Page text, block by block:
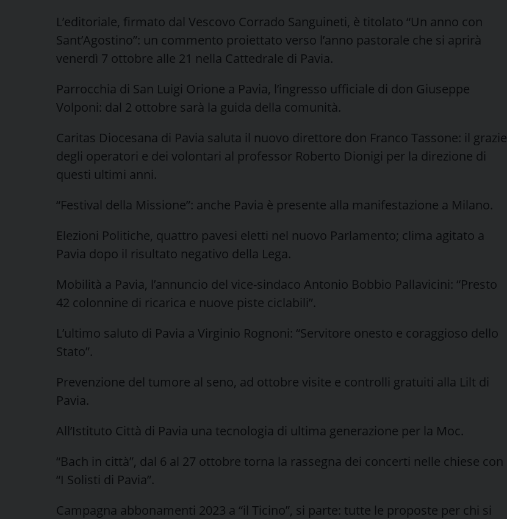
L’editoriale, firmato dal Vescovo Corrado Sanguineti, è titolato “Un anno con
Sant’Agostino”: un commento proiettato verso l’anno pastorale che si aprirà
venerdì 7 ottobre alle 21 nella Cattedrale di Pavia.
Parrocchia di San Luigi Orione a Pavia, l’ingresso ufficiale di don Giuseppe
Volponi: dal 2 ottobre sarà la guida della comunità.
Caritas Diocesana di Pavia saluta il nuovo direttore don Franco Tassone: il grazie
degli operatori e dei volontari al professor Roberto Dionigi per la direzione di
questi ultimi anni.
“Festival della Missione”: anche Pavia è presente alla manifestazione a Milano.
Elezioni Politiche, quattro pavesi eletti nel nuovo Parlamento; clima agitato a
Pavia dopo il risultato negativo della Lega.
Mobilità a Pavia, l’annuncio del vice-sindaco Antonio Bobbio Pallavicini: “Presto
42 colonnine di ricarica e nuove piste ciclabili”.
L’ultimo saluto di Pavia a Virginio Rognoni: “Servitore onesto e coraggioso dello
Stato”.
Prevenzione del tumore al seno, ad ottobre visite e controlli gratuiti alla Lilt di
Pavia.
All’Istituto Città di Pavia una tecnologia di ultima generazione per la Moc.
“Bach in città”, dal 6 al 27 ottobre torna la rassegna dei concerti nelle chiese con
“I Solisti di Pavia”.
Campagna abbonamenti 2023 a “il Ticino”, si parte: tutte le proposte per chi si